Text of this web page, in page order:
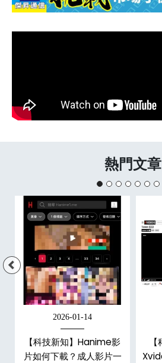
熱門文章
2026-01-14
【科技新知】Hanime影
片如何下載？成人影片一